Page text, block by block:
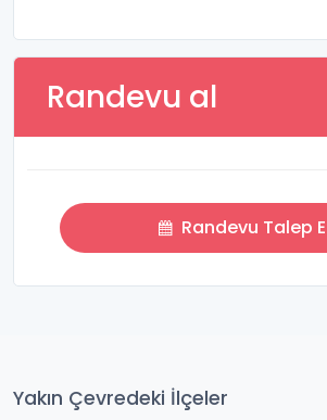
Randevu al
Randevu Talep
Yakın Çevredeki İlçeler